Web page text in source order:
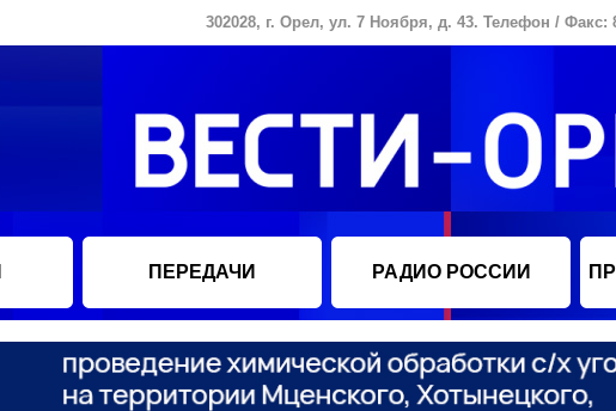
302028, г. Орел, ул. 7 Ноября, д. 43. Телефон / Факс:
ПЕРЕДАЧИ РАДИО РОССИИ